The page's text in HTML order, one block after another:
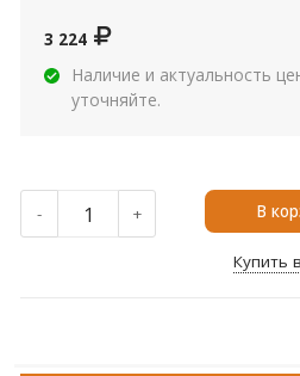
3 224
Наличие и актуальность
уточняйте.
- + В
Купить